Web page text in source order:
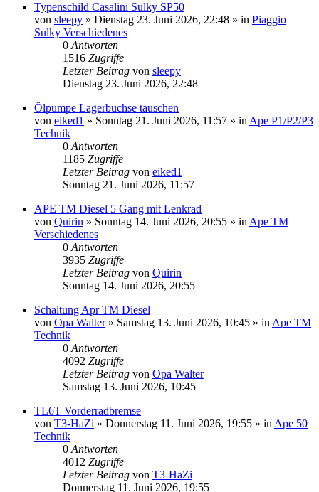
Typenschild Casalini Sulky SP50
von sleepy » Dienstag 23. Juni 2026, 22:48 » in Piaggio
Sulky Verschiedenes
0 Antworten
1516 Zugriffe
Letzter Beitrag von sleepy
Dienstag 23. Juni 2026, 22:48
Ölpumpe Lagerbuchse tauschen
von eiked1 » Sonntag 21. Juni 2026, 11:57 » in Ape P1/P2/P3
Technik
0 Antworten
1185 Zugriffe
Letzter Beitrag von eiked1
Sonntag 21. Juni 2026, 11:57
APE TM Diesel 5 Gang mit Lenkrad
von Quirin » Sonntag 14. Juni 2026, 20:55 » in Ape TM
Verschiedenes
0 Antworten
3935 Zugriffe
Letzter Beitrag von Quirin
Sonntag 14. Juni 2026, 20:55
Schaltung Apr TM Diesel
von Opa Walter» Samstag 13. Juni 2026, 10:45 » in Ape TM
Technik
0 Antworten
4092 Zugriffe
Letzter Beitrag von Opa Walter
Samstag 13. Juni 2026, 10:45
TL6T Vorderradbremse
von T3-HaZi » Donnerstag 11. Juni 2026, 19:55 » in Ape 50
Technik
0 Antworten
4012 Zugriffe
Letzter Beitrag von T3-HaZi
Donnerstag 11. Juni 2026, 19:55